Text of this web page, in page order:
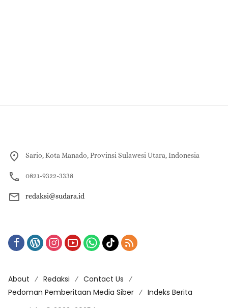
Sario, Kota Manado, Provinsi Sulawesi Utara, Indonesia
0821-9322-3338
redaksi@sudara.id
About Redaksi
Contact Us
Pedoman Pemberitaan Media Siber
Indeks Berita